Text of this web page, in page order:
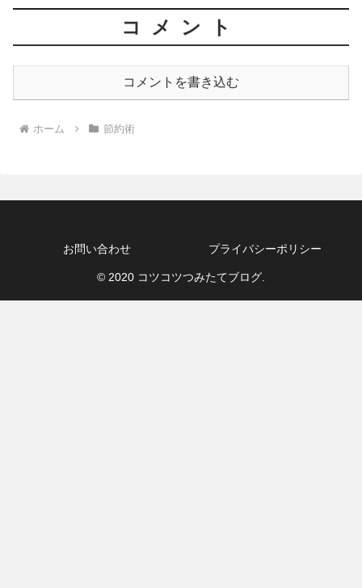
コメント
コメントを書き込む
ホーム 節約術
お問い合わせ プライバシーポリシー
© 2020 コツコツつみたてブログ.